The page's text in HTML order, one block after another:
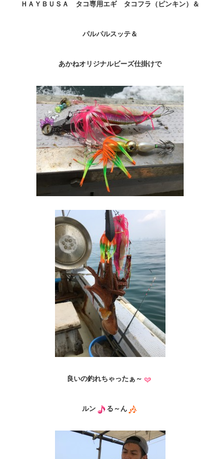
ＨＡＹＢＵＳＡ タコ専用エギ タコフラ（ピンキン）＆
パルパルスッテ＆
あかねオリジナルビーズ仕掛けで
良いの釣れちゃったぁ～
ルン る～ん